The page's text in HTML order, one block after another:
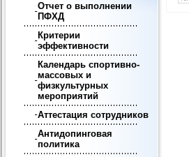
Отчет о выполнении
ПФХД
Критерии
эффективности
Календарь спортивно-
массовых и
физкультурных
мероприятий
Аттестация сотрудников
Антидопинговая
политика